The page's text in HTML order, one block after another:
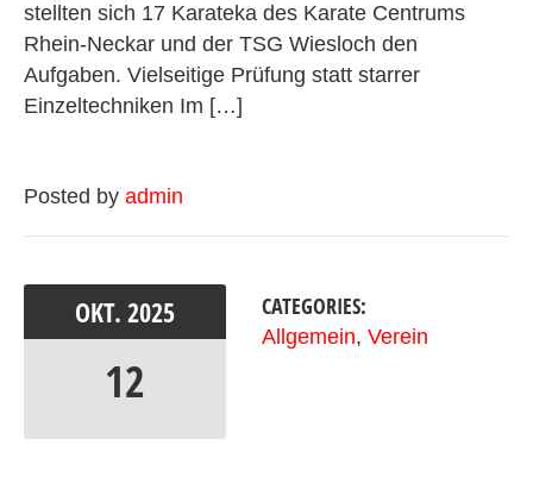
stellten sich 17 Karateka des Karate Centrums
Rhein-Neckar und der TSG Wiesloch den
Aufgaben. Vielseitige Prüfung statt starrer
Einzeltechniken Im […]
Posted by admin
OKT. 2025
12
CATEGORIES:
Allgemein, Verein